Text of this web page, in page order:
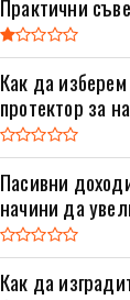
Практични
Как да
протектор за
Пасивни
начини да
Как да